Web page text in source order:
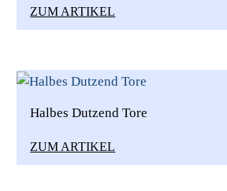
ZUM ARTIKEL
Halbes Dutzend Tore
ZUM ARTIKEL